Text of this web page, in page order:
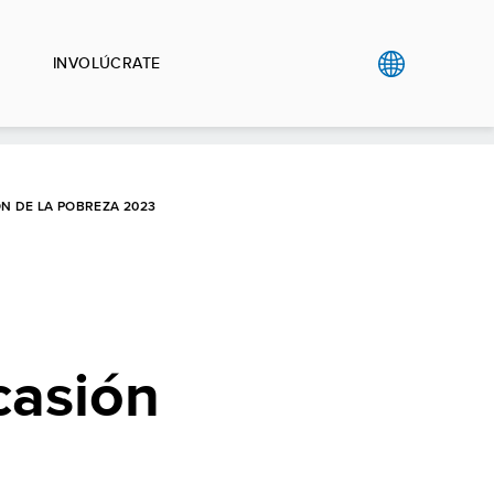
INVOLÚCRATE
DE LA POBREZA 2023